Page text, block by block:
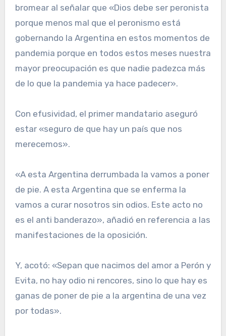
bromear al señalar que «Dios debe ser peronista
porque menos mal que el peronismo está
gobernando la Argentina en estos momentos de
pandemia porque en todos estos meses nuestra
mayor preocupación es que nadie padezca más
de lo que la pandemia ya hace padecer».
Con efusividad, el primer mandatario aseguró
estar «seguro de que hay un país que nos
merecemos».
«A esta Argentina derrumbada la vamos a poner
de pie. A esta Argentina que se enferma la
vamos a curar nosotros sin odios. Este acto no
es el anti banderazo», añadió en referencia a las
manifestaciones de la oposición.
Y, acotó: «Sepan que nacimos del amor a Perón y
Evita, no hay odio ni rencores, sino lo que hay es
ganas de poner de pie a la argentina de una vez
por todas».